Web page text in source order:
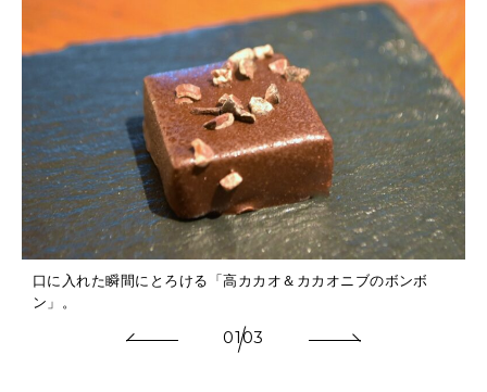
口に入れた瞬間にとろける「高カカオ＆カカオニブのボンボ
ン」。
0103